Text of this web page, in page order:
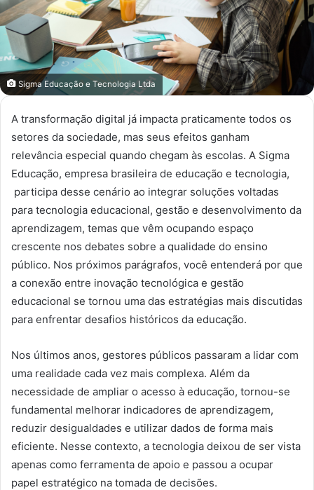
Sigma Educação e Tecnologia Ltda
A transformação digital já impacta praticamente todos os
setores da sociedade, mas seus efeitos ganham
relevância especial quando chegam às escolas. A Sigma
Educação, empresa brasileira de educação e tecnologia,
participa desse cenário ao integrar soluções voltadas
para tecnologia educacional, gestão e desenvolvimento da
aprendizagem, temas que vêm ocupando espaço
crescente nos debates sobre a qualidade do ensino
público. Nos próximos parágrafos, você entenderá por que
a conexão entre inovação tecnológica e gestão
educacional se tornou uma das estratégias mais discutidas
para enfrentar desafios históricos da educação.
Nos últimos anos, gestores públicos passaram a lidar com
uma realidade cada vez mais complexa. Além da
necessidade de ampliar o acesso à educação, tornou-se
fundamental melhorar indicadores de aprendizagem,
reduzir desigualdades e utilizar dados de forma mais
eficiente. Nesse contexto, a tecnologia deixou de ser vista
apenas como ferramenta de apoio e passou a ocupar
papel estratégico na tomada de decisões.